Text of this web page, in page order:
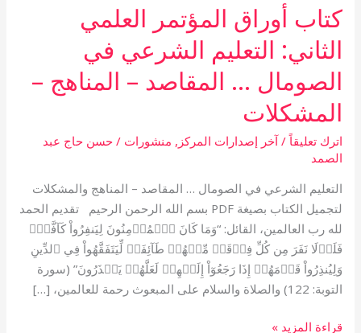
كتاب أوراق المؤتمر العلمي
الثاني: التعليم الشرعي في
الصومال … المقاصد – المناهج –
المشكلات
اترك تعليقاً /آخر إصدارات المركز , منشورات /حسن حاج عبد
الصمد
التعليم الشرعي في الصومال … المقاصد – المناهج والمشكلات
لتجميل الكتاب بصيغة PDF بسم الله الرحمن الرحيم تقديم الحمد
لله رب العالمين، القائل: “وَمَا كَانَ ٱلۡمُؤۡمِنُونَ لِيَنفِرُواْ كَآفَّةٗۚ
فَلَوۡلَا نَفَرَ مِن كُلِّ فِرۡقَةٖ مِّنۡهُمۡ طَآئِفَةٞ لِّيَتَفَقَّهُواْ فِي ٱلدِّينِ
وَلِيُنذِرُواْ قَوۡمَهُمۡ إِذَا رَجَعُوٓاْ إِلَيۡهِمۡ لَعَلَّهُمۡ يَحۡذَرُونَ” (سورة
التوبة: 122) والصلاة والسلام على المبعوث رحمة للعالمين، […]
قراءة المزيد »